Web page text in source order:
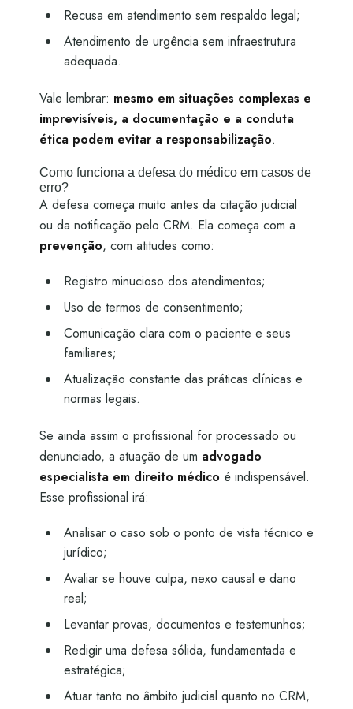
Recusa em atendimento sem respaldo legal;
Atendimento de urgência sem infraestrutura
adequada.
Vale lembrar: mesmo em situações complexas e
imprevisíveis, a documentação e a conduta
ética podem evitar a responsabilização.
Como funciona a defesa do médico em casos de
erro?
A defesa começa muito antes da citação judicial
ou da notificação pelo CRM. Ela começa com a
prevenção, com atitudes como:
Registro minucioso dos atendimentos;
Uso de termos de consentimento;
Comunicação clara com o paciente e seus
familiares;
Atualização constante das práticas clínicas e
normas legais.
Se ainda assim o profissional for processado ou
denunciado, a atuação de um advogado
especialista em direito médico é indispensável.
Esse profissional irá:
Analisar o caso sob o ponto de vista técnico e
jurídico;
Avaliar se houve culpa, nexo causal e dano
real;
Levantar provas, documentos e testemunhos;
Redigir uma defesa sólida, fundamentada e
estratégica;
Atuar tanto no âmbito judicial quanto no CRM,